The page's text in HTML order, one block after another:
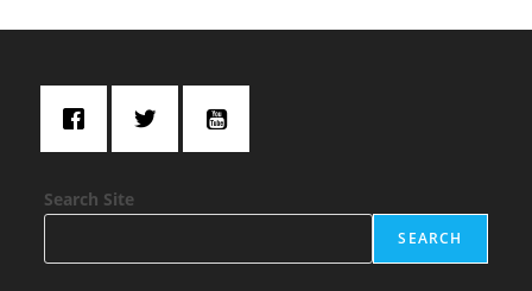
Search Site
SEARCH